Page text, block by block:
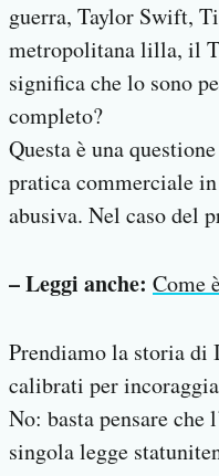
guerra, Taylor Swift,
metropolitana lilla, il
significa che lo sono
completo?
Questa è una
pratica commerciale
abusiva. Nel caso del
– Leggi anche: Come
Prendiamo la storia di
calibrati per
No: basta pensare
singola legge